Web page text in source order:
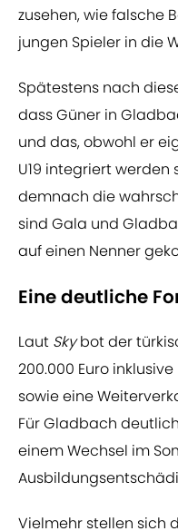
zusehen, wie falsche
jungen Spieler in die
Spätestens nach
dass Güner in
und das, obwohl er
U19 integriert werden
demnach die
sind Gala und
auf einen Nenner
Eine deutliche
Laut Skybot der
200.000 Euro
sowie eine
Für Gladbach
einem Wechsel im
Vielmehr stellen sich